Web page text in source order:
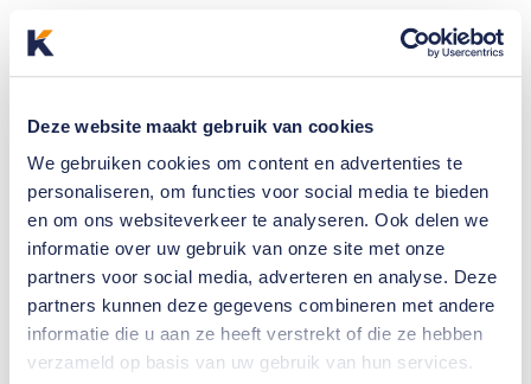
Deze website maakt gebruik van cookies
We gebruiken cookies om content en advertenties te
personaliseren, om functies voor social media te bieden
en om ons websiteverkeer te analyseren. Ook delen we
informatie over uw gebruik van onze site met onze
partners voor social media, adverteren en analyse. Deze
partners kunnen deze gegevens combineren met andere
informatie die u aan ze heeft verstrekt of die ze hebben
verzameld op basis van uw gebruik van hun services.